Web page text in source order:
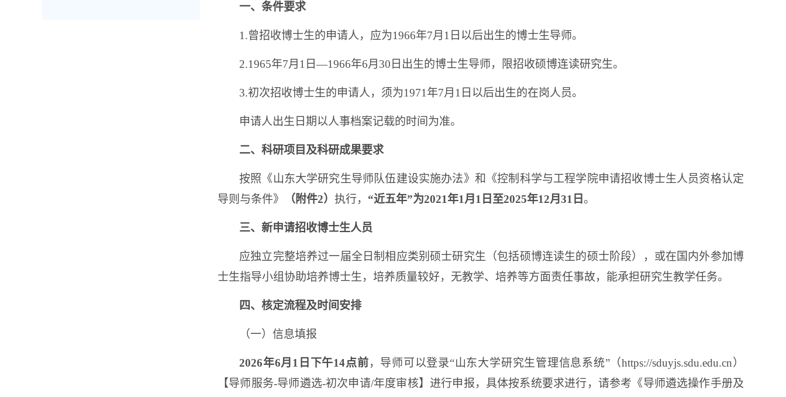
一、条件要求
1.曾招收博士生的申请人，应为1966年7月 1 日以后出生的博士生导师。
2.1965年7月 1 日—1966年6月 30 日出生的博士生导师，限招收硕博连读研究生。
3.初次招收博士生的申请人，须为1971 年7月 1 日以后出生的在岗人员。
申请人出生日期以人事档案记载的时间为准。
二、科研项目及科研成果要求
按照《山东大学研究生导师队伍建设实施办法》和《控制科学与工程学院申请招收博士生人员资格认定
导则与条件》
（附件2） 执行， “近五年”为2021年1月 1 日至2025年12月 31 日 。
三、新申请招收博士生人员
应独立完整培养过一届全日制相应类别硕士研究生（包括硕博连读生的硕士阶段），或在国内外参加博
士生指导小组协助培养博士生，培养质量较好，无教学、培养等方面责任事故，能承担研究生教学任务。
四、核定流程及时间安排
（一）信息填报
2026年6月 1 日下午14点前，导师可以登录“山东大学研究生管理信息系统”（https://sduyjs.sdu.edu.cn）
【导师服务-导师遴选-初次申请/年度审核】进行申报，具体按系统要求进行，请参考《导师遴选操作手册及